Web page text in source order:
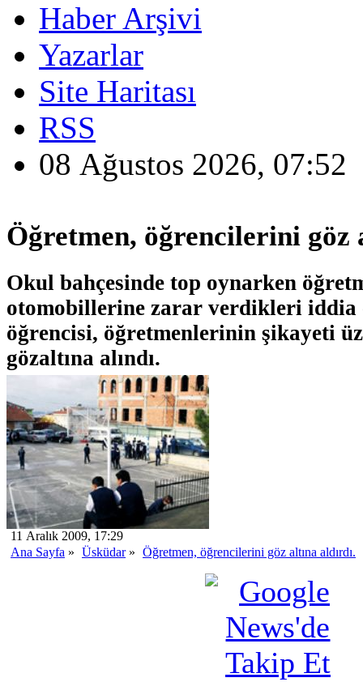
Haber Arşivi
Yazarlar
Site Haritası
RSS
08 Ağustos 2026, 07:52
Öğretmen, öğrencilerini göz
Okul bahçesinde top oynarken
otomobillerine zarar verdikleri iddia
öğrencisi, öğretmenlerinin şikayeti
gözaltına alındı.
11 Aralık 2009, 17:29
Ana Sayfa » Üsküdar» Öğretmen, öğrencilerini göz altına aldırdı.